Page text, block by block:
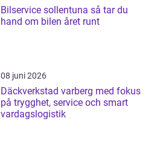
Bilservice sollentuna så tar du
hand om bilen året runt
08 juni 2026
Däckverkstad varberg med fokus
på trygghet, service och smart
vardagslogistik